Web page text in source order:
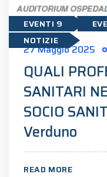
EVENTI 9
NOTIZIE
27 Maggio 2025
QUALI
SANITARI
SOCIO
Verduno
READ MORE